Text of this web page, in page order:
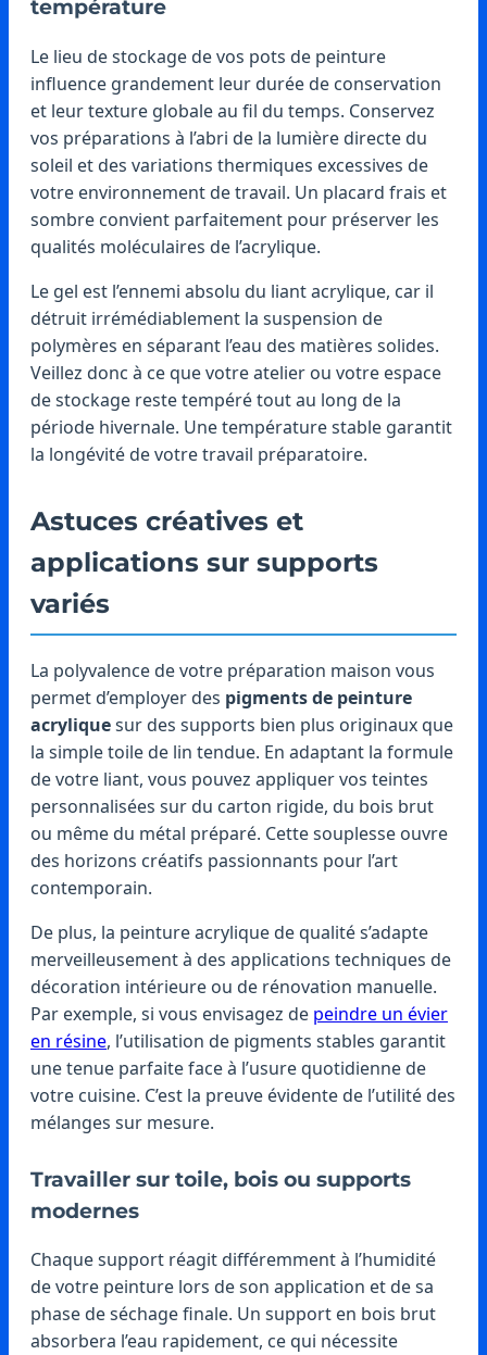
température
Le lieu de stockage de vos pots de peinture
influence grandement leur durée de conservation
et leur texture globale au fil du temps. Conservez
vos préparations à l’abri de la lumière directe du
soleil et des variations thermiques excessives de
votre environnement de travail. Un placard frais et
sombre convient parfaitement pour préserver les
qualités moléculaires de l’acrylique.
Le gel est l’ennemi absolu du liant acrylique, car il
détruit irrémédiablement la suspension de
polymères en séparant l’eau des matières solides.
Veillez donc à ce que votre atelier ou votre espace
de stockage reste tempéré tout au long de la
période hivernale. Une température stable garantit
la longévité de votre travail préparatoire.
Astuces créatives et
applications sur supports
variés
La polyvalence de votre préparation maison vous
permet d’employer des pigments de peinture
acryliquesur des supports bien plus originaux que
la simple toile de lin tendue. En adaptant la formule
de votre liant, vous pouvez appliquer vos teintes
personnalisées sur du carton rigide, du bois brut
ou même du métal préparé. Cette souplesse ouvre
des horizons créatifs passionnants pour l’art
contemporain.
De plus, la peinture acrylique de qualité s’adapte
merveilleusement à des applications techniques de
décoration intérieure ou de rénovation manuelle.
Par exemple, si vous envisagez de peindre un évier
en résine, l’utilisation de pigments stables garantit
une tenue parfaite face à l’usure quotidienne de
votre cuisine. C’est la preuve évidente de l’utilité des
mélanges sur mesure.
Travailler sur toile, bois ou supports
modernes
Chaque support réagit différemment à l’humidité
de votre peinture lors de son application et de sa
phase de séchage finale. Un support en bois brut
absorbera l’eau rapidement, ce qui nécessite